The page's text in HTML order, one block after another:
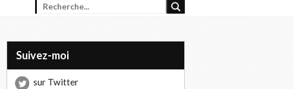
Suivez-moi
sur Twitter